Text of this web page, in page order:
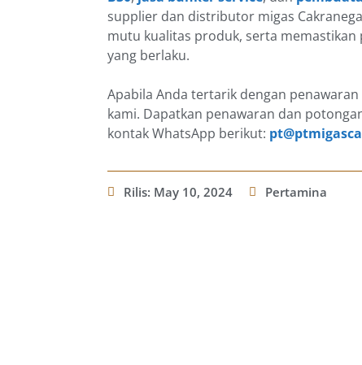
supplier dan distributor migas
mutu kualitas produk, serta
yang berlaku.
Apabila Anda tertarik dengan
kami. Dapatkan penawaran dan
kontak WhatsApp berikut:
Rilis: May 10, 2024 Pertamina